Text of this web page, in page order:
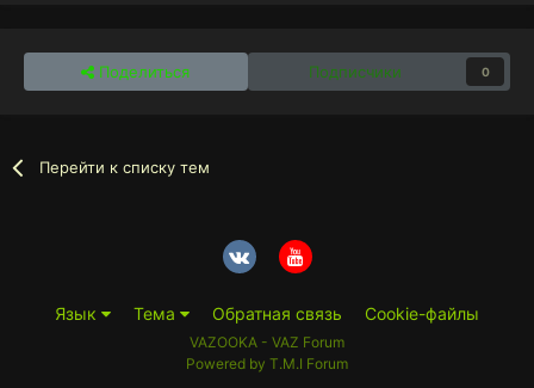
Поделиться Подписчики 0
Перейти к списку тем
Язык Тема Обратная связь Cookie-файлы
VAZOOKA - VAZ Forum
Powered by T.M.I Forum